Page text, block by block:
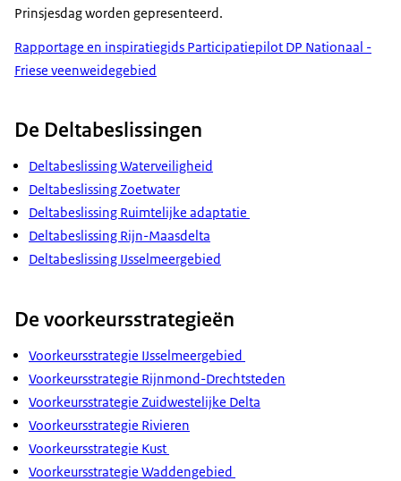
Prinsjesdag worden gepresenteerd.
Rapportage en inspiratiegids Participatiepilot DP Nationaal -
Friese veenweidegebied
De Deltabeslissingen
Deltabeslissing Waterveiligheid
Deltabeslissing Zoetwater
Deltabeslissing Ruimtelijke adaptatie
Deltabeslissing Rijn-Maasdelta
Deltabeslissing IJsselmeergebied
De voorkeursstrategieën
Voorkeursstrategie IJsselmeergebied
Voorkeursstrategie Rijnmond-Drechtsteden
Voorkeursstrategie Zuidwestelijke Delta
Voorkeursstrategie Rivieren
Voorkeursstrategie Kust
Voorkeursstrategie Waddengebied